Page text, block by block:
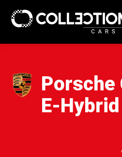
Porsche
E-Hybrid